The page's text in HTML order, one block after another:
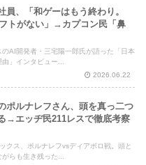
員、「和ゲーはもう終わり。
トがない」→カプコン民「鼻
のAI開発者・三宅陽一郎氏が語った「日本
」インタビュー...
2026.06.22
ポルナレフさん、頭を真っ二つ
→エッヂ民211レスで徹底考察
クス、ポルナレフvsディアボロ戦。頭と
らも生き残った...